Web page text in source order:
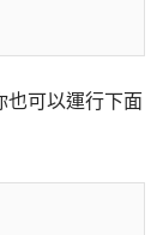
也可以運行下面